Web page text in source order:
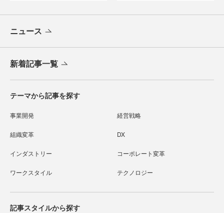
ニュース
新着記事一覧
テーマから記事を探す
事業開発 経営戦略
組織変革 DX
インダストリー コーポレート変革
ワークスタイル テクノロジー
記事スタイルから探す